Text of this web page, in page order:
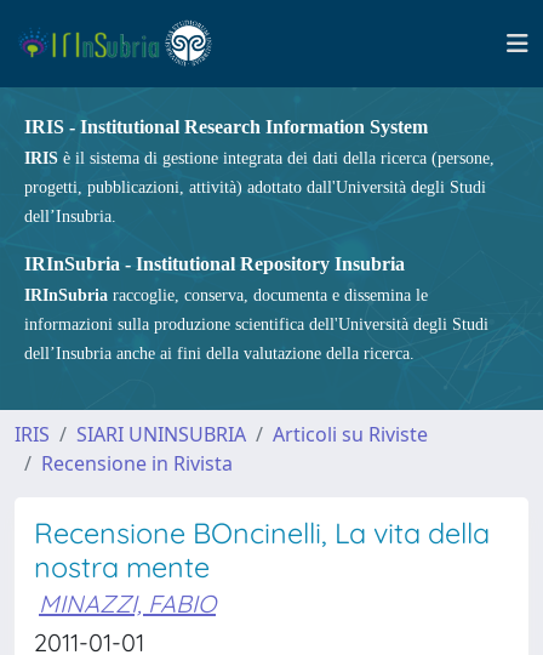
IRIS - Institutional Research Information System
IRIS è il sistema di gestione integrata dei dati della ricerca (persone,
progetti, pubblicazioni, attività) adottato dall'Università degli Studi
dell’Insubria.
IRInSubria - Institutional Repository Insubria
IRInSubria raccoglie, conserva, documenta e dissemina le
informazioni sulla produzione scientifica dell'Università degli Studi
dell’Insubria anche ai fini della valutazione della ricerca.
IRIS SIARI UNINSUBRIA
Articoli su Riviste
Recensione in Rivista
Recensione BOncinelli, La vita della
nostra mente
MINAZZI, FABIO
2011-01-01